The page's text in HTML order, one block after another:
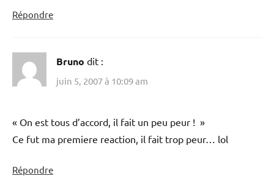
Répondre
Bruno dit :
juin 5, 2007 à 10:09 am
« On est tous d’accord, il fait un peu peur ! »
Ce fut ma premiere reaction, il fait trop peur… lol
Répondre